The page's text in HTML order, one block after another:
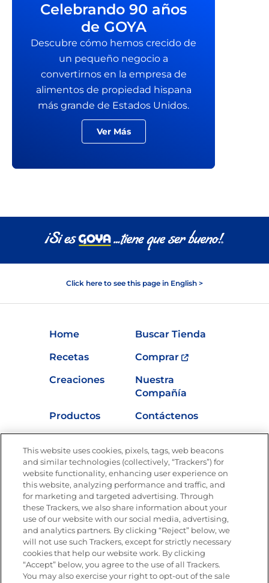
Celebrando 90 años
de GOYA
Descubre cómo hemos crecido de
un pequeño negocio a
convertirnos en la empresa de
alimentos de propiedad hispana
más grande de Estados Unidos.
Ver Más
Click here to see this page in English >
Home
Buscar Tienda
Recetas
Comprar
Creaciones
Nuestra
Compañía
Productos
Contáctenos
Nutrición
Únete a La Cocina Goya®
Recibe Nuevas Recetas, Ofertas Especiales y
Promociones
Email(Obligatorio)
This website uses cookies, pixels, tags, web beacons
and similar technologies (collectively, “Trackers”) for
website functionality, enhancing user experience on
this website, analyzing performance and traffic, and
for marketing and targeted advertising. Through
these Trackers, we also share information about your
use of our website with our social media, advertising,
and analytics partners. By clicking “Reject” below, we
will not use such Trackers, except for strictly necessary
cookies that help our website work. By clicking
“Accept” below, you agree to the use of all Trackers.
You may also exercise your right to opt-out of the sale